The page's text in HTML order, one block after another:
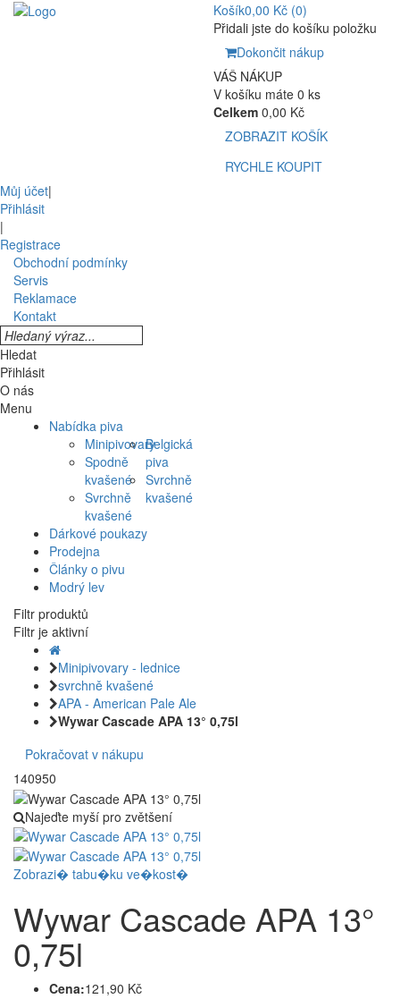
Košík0,00 Kč (0)
Přidali jste do košíku položku
Dokončit nákup
VÁŠ NÁKUP
V košíku máte 0 ks
Celkem 0,00 Kč
ZOBRAZIT KOŠÍK
RYCHLE KOUPIT
Můj účet|
Přihlásit
|
Registrace
Obchodní podmínky
Servis
Reklamace
Kontakt
Hledat
Přihlásit
O nás
Menu
Nabídka piva
Minipivovary
Spodně
kvašené
Svrchně
kvašené
Belgická
piva
Svrchně
kvašené
Dárkové poukazy
Prodejna
Články o pivu
Modrý lev
Filtr produktů
Filtr je aktivní
Minipivovary - lednice
svrchně kvašené
APA - American Pale Ale
Wywar Cascade APA 13° 0,75l
Pokračovat v nákupu
140950
Najeďte myší pro zvětšení
Zobrazi� tabu�ku ve�kost�
Wywar Cascade APA 13°
0,75l
Cena:121,90 Kč